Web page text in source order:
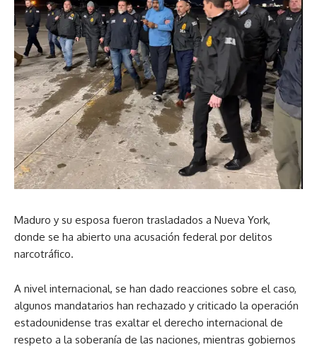
Maduro y su esposa fueron trasladados a Nueva York,
donde se ha abierto una acusación federal por delitos
narcotráfico.
A nivel internacional, se han dado reacciones sobre el caso,
algunos mandatarios han rechazado y criticado la operación
estadounidense tras exaltar el derecho internacional de
respeto a la soberanía de las naciones, mientras gobiernos